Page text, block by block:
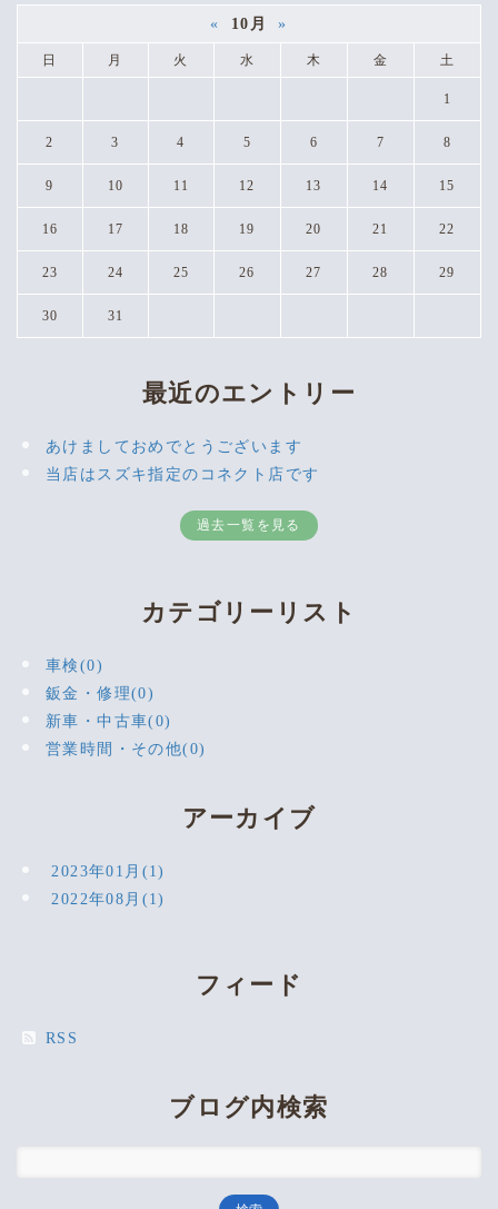
« 10月 »
日 月 火 水 木 金 土
1
2 3 4 5 6 7 8
9 10 11 12 13 14 15
16 17 18 19 20 21 22
23 24 25 26 27 28 29
30 31
最近のエントリー
あけましておめでとうございます
当店はスズキ指定のコネクト店です
過去一覧を見る
カテゴリーリスト
車検(0)
鈑金・修理(0)
新車・中古車(0)
営業時間・その他(0)
アーカイブ
2023年01月(1)
2022年08月(1)
フィード
RSS
ブログ内検索